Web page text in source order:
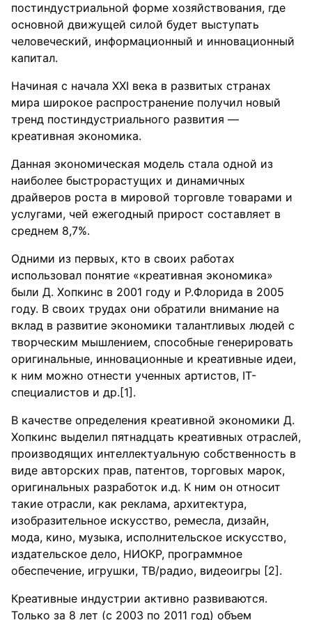
постиндустриальной форме хозяйствования, где
основной движущей силой будет выступать
человеческий, информационный и инновационный
капитал.
Начиная с начала XXI века в развитых странах
мира широкое распространение получил новый
тренд постиндустриального развития —
креативная экономика.
Данная экономическая модель стала одной из
наиболее быстрорастущих и динамичных
драйверов роста в мировой торговле товарами и
услугами, чей ежегодный прирост составляет в
среднем 8,7%.
Одними из первых, кто в своих работах
использовал понятие «креативная экономика»
были Д. Хопкинс в 2001 году и Р.Флорида в 2005
году. В своих трудах они обратили внимание на
вклад в развитие экономики талантливых людей с
творческим мышлением, способные генерировать
оригинальные, инновационные и креативные идеи,
к ним можно отнести ученных артистов, IT-
специалистов и др.[1].
В качестве определения креативной экономики Д.
Хопкинс выделил пятнадцать креативных отраслей,
производящих интеллектуальную собственность в
виде авторских прав, патентов, торговых марок,
оригинальных разработок и.д. К ним он относит
такие отрасли, как реклама, архитектура,
изобразительное искусство, ремесла, дизайн,
мода, кино, музыка, исполнительское искусство,
издательское дело, НИОКР, программное
обеспечение, игрушки, ТВ/радио, видеоигры [2].
Креативные индустрии активно развиваются.
Только за 8 лет (с 2003 по 2011 год) объем